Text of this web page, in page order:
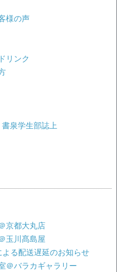
様の声
リンク
泉学生部誌上
京都大丸店
玉川髙島屋
る配送遅延のお知らせ
＠バラカギャラリー